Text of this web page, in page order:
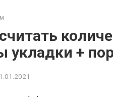
укладки +